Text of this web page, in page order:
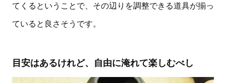
てくるということで、その辺りを調整できる道具が揃っ
ていると良さそうです。
目安はあるけれど、自由に淹れて楽しむべし